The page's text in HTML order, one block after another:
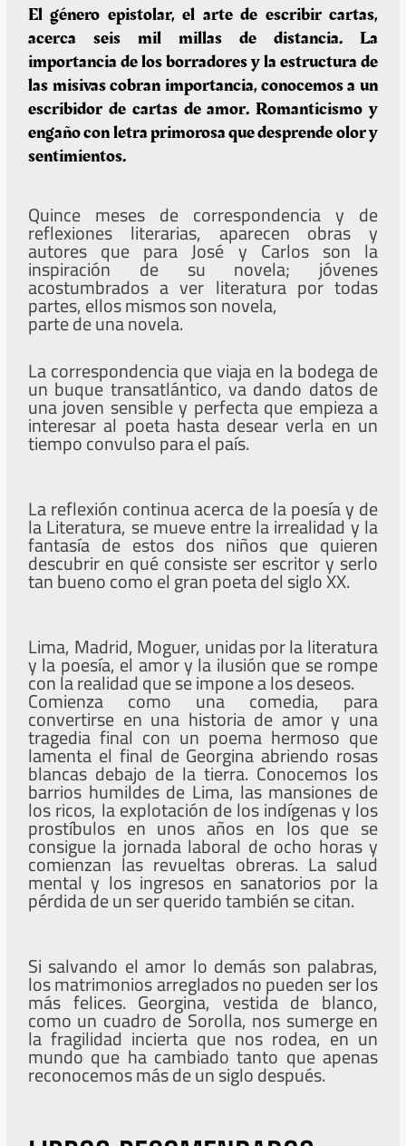
El género epistolar, el arte de escribir cartas,
acerca seis mil millas de distancia. La
importancia de los borradores y la estructura de
las misivas cobran importancia, conocemos a un
escribidor de cartas de amor. Romanticismo y
engaño con letra primorosa que desprende olor y
sentimientos.
Quince meses de correspondencia y de
reflexiones literarias, aparecen obras y
autores que para José y Carlos son la
inspiración de su novela; jóvenes
acostumbrados a ver literatura por todas
partes, ellos mismos son novela,
parte de una novela.
La correspondencia que viaja en la bodega de
un buque transatlántico, va dando datos de
una joven sensible y perfecta que empieza a
interesar al poeta hasta desear verla en un
tiempo convulso para el país.
La reflexión continua acerca de la poesía y de
la Literatura, se mueve entre la irrealidad y la
fantasía de estos dos niños que quieren
descubrir en qué consiste ser escritor y serlo
tan bueno como el gran poeta del siglo XX.
Lima, Madrid, Moguer, unidas por la literatura
y la poesía, el amor y la ilusión que se rompe
con la realidad que se impone a los deseos.
Comienza como una comedia, para
convertirse en una historia de amor y una
tragedia final con un poema hermoso que
lamenta el final de Georgina abriendo rosas
blancas debajo de la tierra. Conocemos los
barrios humildes de Lima, las mansiones de
los ricos, la explotación de los indígenas y los
prostíbulos en unos años en los que se
consigue la jornada laboral de ocho horas y
comienzan las revueltas obreras. La salud
mental y los ingresos en sanatorios por la
pérdida de un ser querido también se citan.
Si salvando el amor lo demás son palabras,
los matrimonios arreglados no pueden ser los
más felices. Georgina, vestida de blanco,
como un cuadro de Sorolla, nos sumerge en
la fragilidad incierta que nos rodea, en un
mundo que ha cambiado tanto que apenas
reconocemos más de un siglo después.